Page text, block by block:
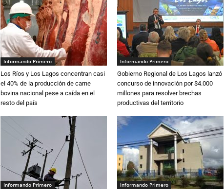
Informando Primero
Los Ríos y Los Lagos concentran casi
el 40% de la producción de carne
bovina nacional pese a caída en el
resto del país
Informando Primero
Gobierno Regional de Los Lagos lanzó
concurso de innovación por $4.000
millones para resolver brechas
productivas del territorio
Informando Primero Informando Primero